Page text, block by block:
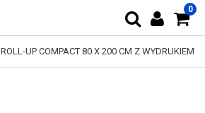
0
ROLL-UP COMPACT 80 X 200 CM Z WYDRUKIEM